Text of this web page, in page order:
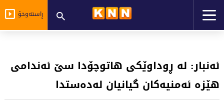
ڕاستەوخۆ
ئەنبار: لە ڕوداوێکی هاتوچۆدا سێ ئەندامی
هێزە ئەمنیەکان گیانیان لەدەستدا